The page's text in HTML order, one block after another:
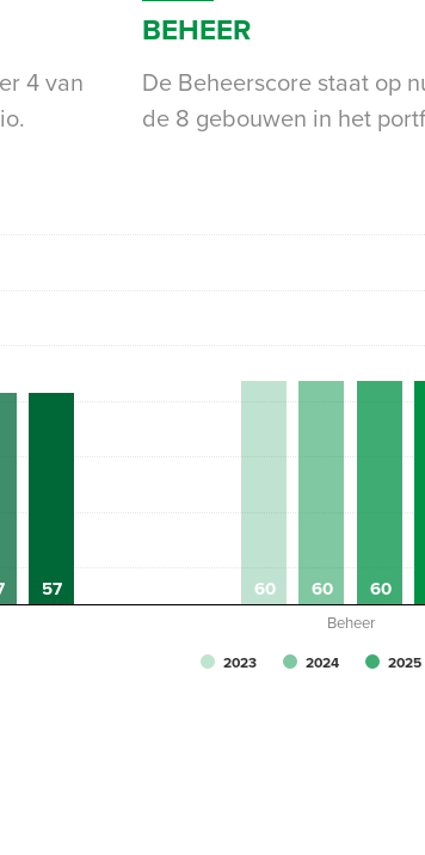
4 van
BEHEER
De Beheerscore staat op
de 8 gebouwen in het
60 60 60
57
2023 2024 2025
Beheer